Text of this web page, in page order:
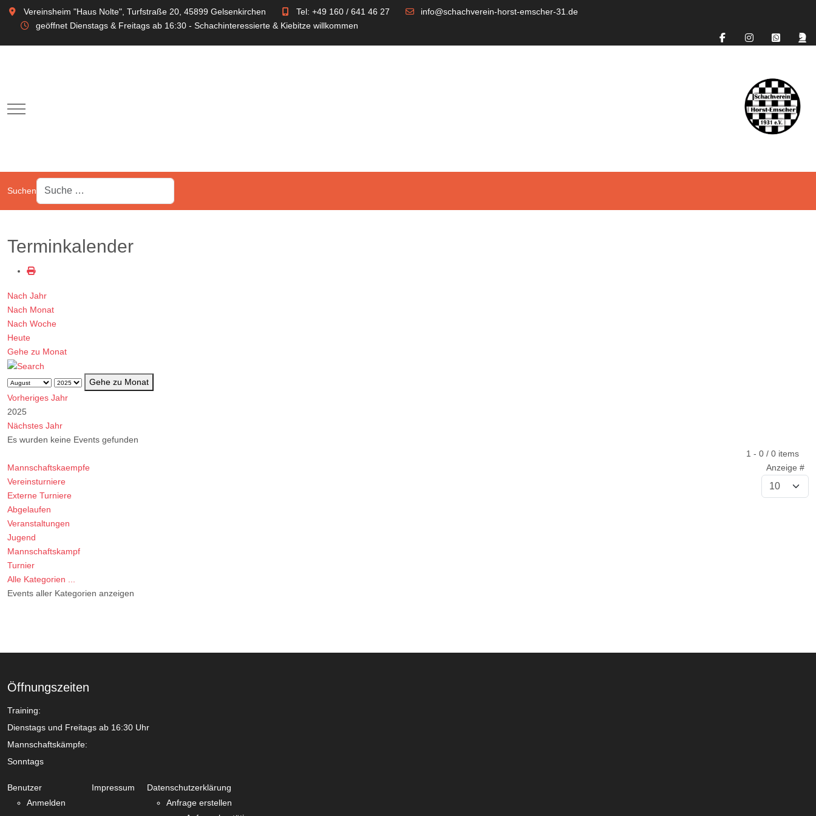
Vereinsheim "Haus Nolte", Turfstraße 20, 45899 Gelsenkirchen Tel: +49 160 / 641 46 27
info@schachverein-horst-emscher-31.de
geöffnet Dienstags & Freitags ab 16:30 - Schachinteressierte & Kiebitze willkommen
Mobile Menu Toggle
Suchen
Terminkalender
Nach Jahr
Nach Monat
Nach Woche
Heute
Gehe zu Monat
Gehe zu Monat
Vorheriges Jahr
2025
Nächstes Jahr
Es wurden keine Events gefunden
1 - 0 / 0 items
Anzeige #
Mannschaftskaempfe
Vereinsturniere
Externe Turniere
Abgelaufen
Veranstaltungen
Jugend
Mannschaftskampf
Turnier
Alle Kategorien ...
Events aller Kategorien anzeigen
Öffnungszeiten
Training:
Dienstags und Freitags ab 16:30 Uhr
Mannschaftskämpfe:
Sonntags
Benutzer
Anmelden
Impressum
Datenschutzerklärung
Anfrage erstellen